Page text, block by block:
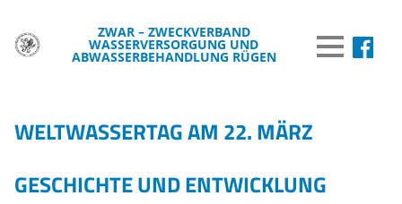
ZWAR – ZWECKVERBAND
WASSERVERSORGUNG UND
ABWASSERBEHANDLUNG RÜGEN MENÜ
TRINKWASSER
ABWASSER
WELTWASSERTAG AM 22. MÄRZ
GESCHICHTE UND ENTWICKLUNG